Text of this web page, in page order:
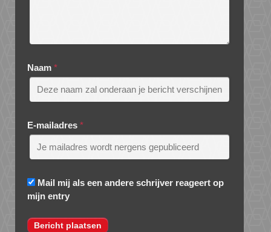
Naam *
E-mailadres *
Mail mij als een andere schrijver reageert op
mijn entry